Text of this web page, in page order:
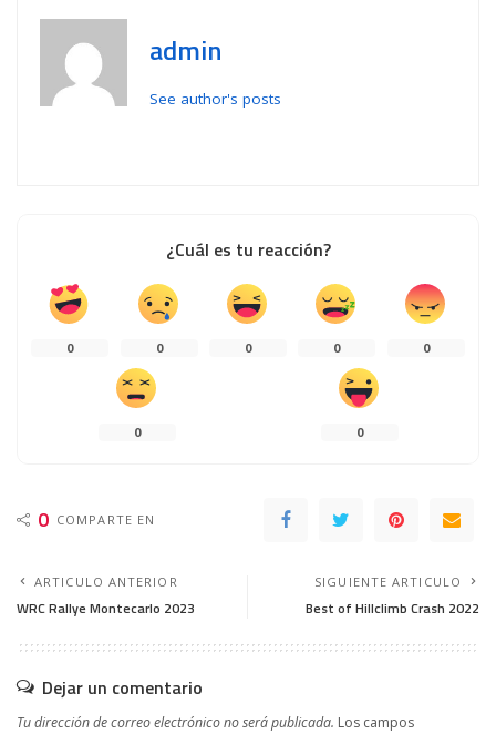
admin
See author's posts
¿Cuál es tu reacción?
0 0 0 0 0
0 0
0 COMPARTE EN
ARTICULO ANTERIOR
WRC Rallye Montecarlo 2023
SIGUIENTE ARTICULO
Best of Hillclimb Crash 2022
Dejar un comentario
Tu dirección de correo electrónico no será publicada. Los campos